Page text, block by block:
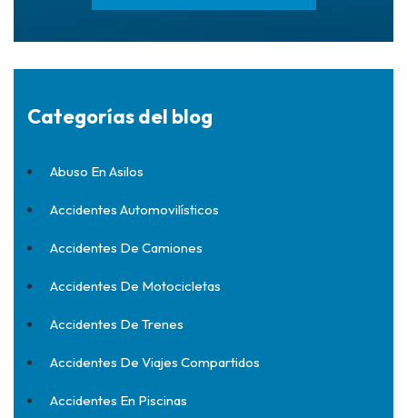
Categorías del blog
Abuso En Asilos
Accidentes Automovilísticos
Accidentes De Camiones
Accidentes De Motocicletas
Accidentes De Trenes
Accidentes De Viajes Compartidos
Accidentes En Piscinas